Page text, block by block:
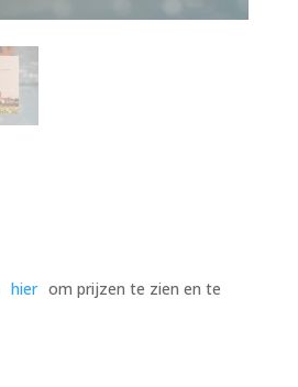
hier om prijzen te zien en te